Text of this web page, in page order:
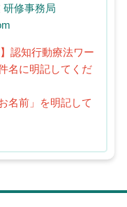
研修事務局
認知行動療法ワー
名に明記してくだ
名前」を明記して